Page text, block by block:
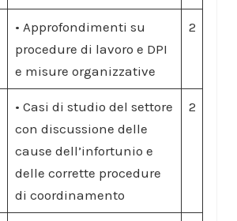
• Approfondimenti su
procedure di lavoro e DPI
e misure organizzative
2
• Casi di studio del settore
con discussione delle
cause dell’infortunio e
delle corrette procedure
di coordinamento
2